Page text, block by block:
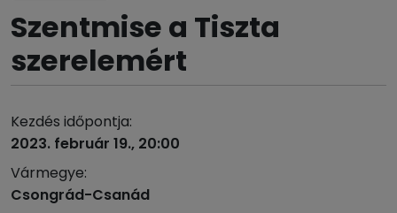
Szentmise a Tiszta
szerelemért
Kezdés időpontja:
2023. február 19., 20:00
Vármegye:
Csongrád-Csanád